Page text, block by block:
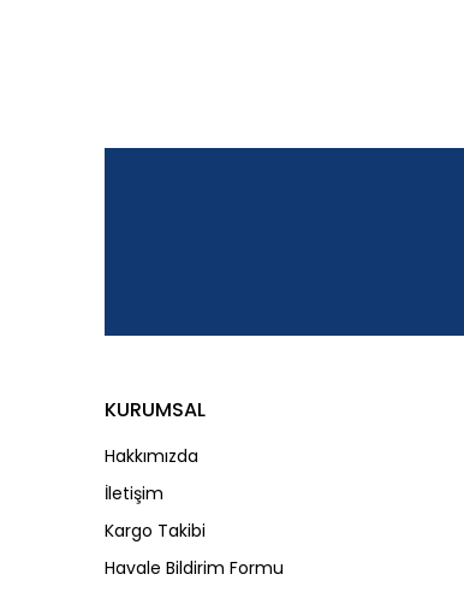
KURUMSAL
Hakkımızda
İletişim
Kargo Takibi
Havale Bildirim Formu